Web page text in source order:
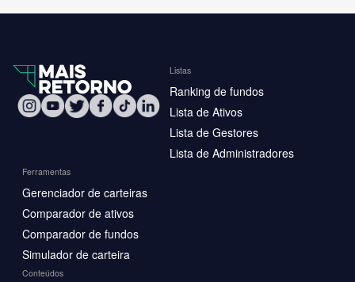
Listas
Ranking de fundos
Lista de Ativos
Lista de Gestores
Lista de Administradores
Ferramentas
Gerenciador de carteiras
Comparador de ativos
Comparador de fundos
Simulador de carteira
Conteúdos